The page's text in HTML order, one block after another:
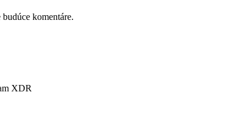
komentáre.